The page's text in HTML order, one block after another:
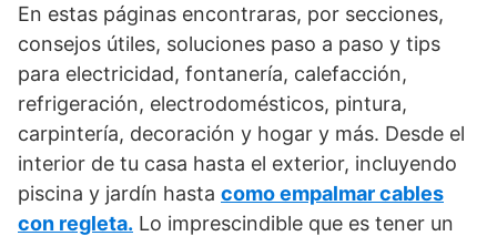
En estas páginas encontraras, por secciones,
consejos útiles, soluciones paso a paso y tips
para electricidad, fontanería, calefacción,
refrigeración, electrodomésticos, pintura,
carpintería, decoración y hogar y más. Desde el
interior de tu casa hasta el exterior, incluyendo
piscina y jardín hasta como empalmar cables
con regleta. Lo imprescindible que es tener un